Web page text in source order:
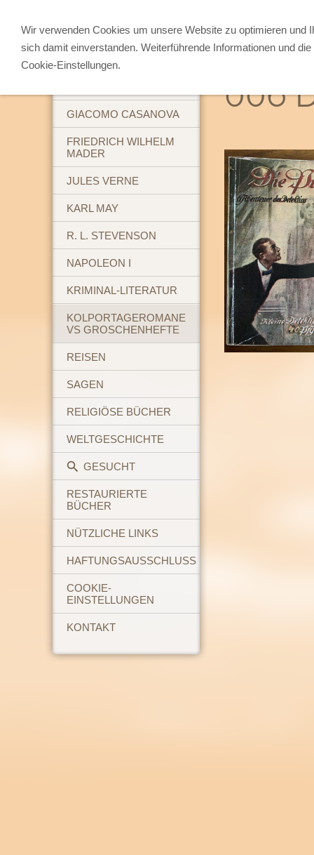
ABENTEUERBÜCHER
GIACOMO CASANOVA
FRIEDRICH WILHELM
MADER
JULES VERNE
KARL MAY
R. L. STEVENSON
NAPOLEON I
KRIMINAL-LITERATUR
KOLPORTAGEROMANE
VS GROSCHENHEFTE
REISEN
SAGEN
RELIGIÖSE BÜCHER
WELTGESCHICHTE
GESUCHT
RESTAURIERTE
BÜCHER
NÜTZLICHE LINKS
HAFTUNGSAUSSCHLUSS
COOKIE-
EINSTELLUNGEN
KONTAKT
006
Wir verwenden Cookies um unsere Website zu optimieren und
sich damit einverstanden. Weiterführende Informationen und
Cookie-Einstellungen.